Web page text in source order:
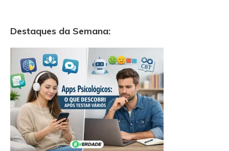
Destaques da Semana: